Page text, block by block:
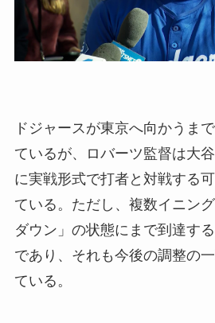
ドジャースが東京へ向かうま
ているが、ロバーツ監督は大
に実戦形式で打者と対戦する
ている。ただし、複数イニン
ダウン」の状態にまで到達す
であり、それも今後の調整の
ている。